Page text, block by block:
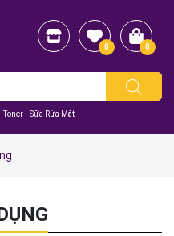
Toner Sữa Rửa Mặt
0 0